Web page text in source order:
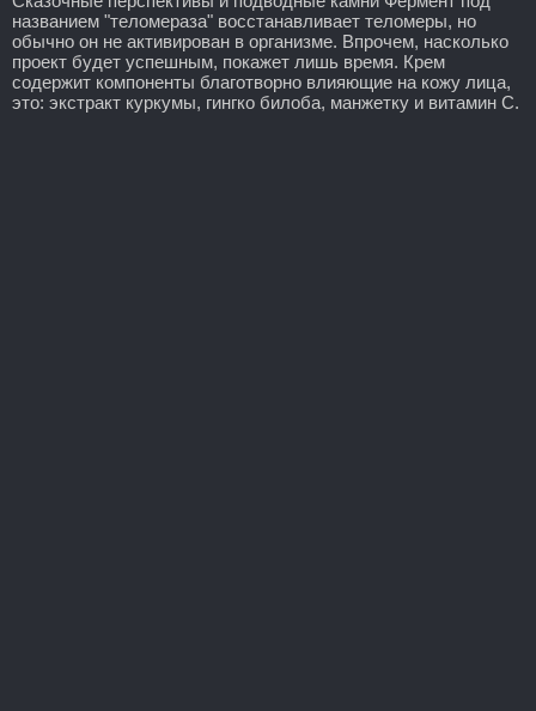
названием "теломераза" восстанавливает теломеры, но
обычно он не активирован в организме. Впрочем, насколько
проект будет успешным, покажет лишь время. Крем
содержит компоненты благотворно влияющие на кожу лица,
это: экстракт куркумы, гингко билоба, манжетку и витамин С.